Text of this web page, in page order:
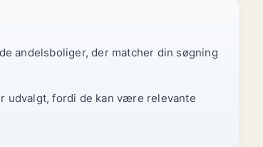
andelsboliger, der matcher din søgning
udvalgt, fordi de kan være relevante